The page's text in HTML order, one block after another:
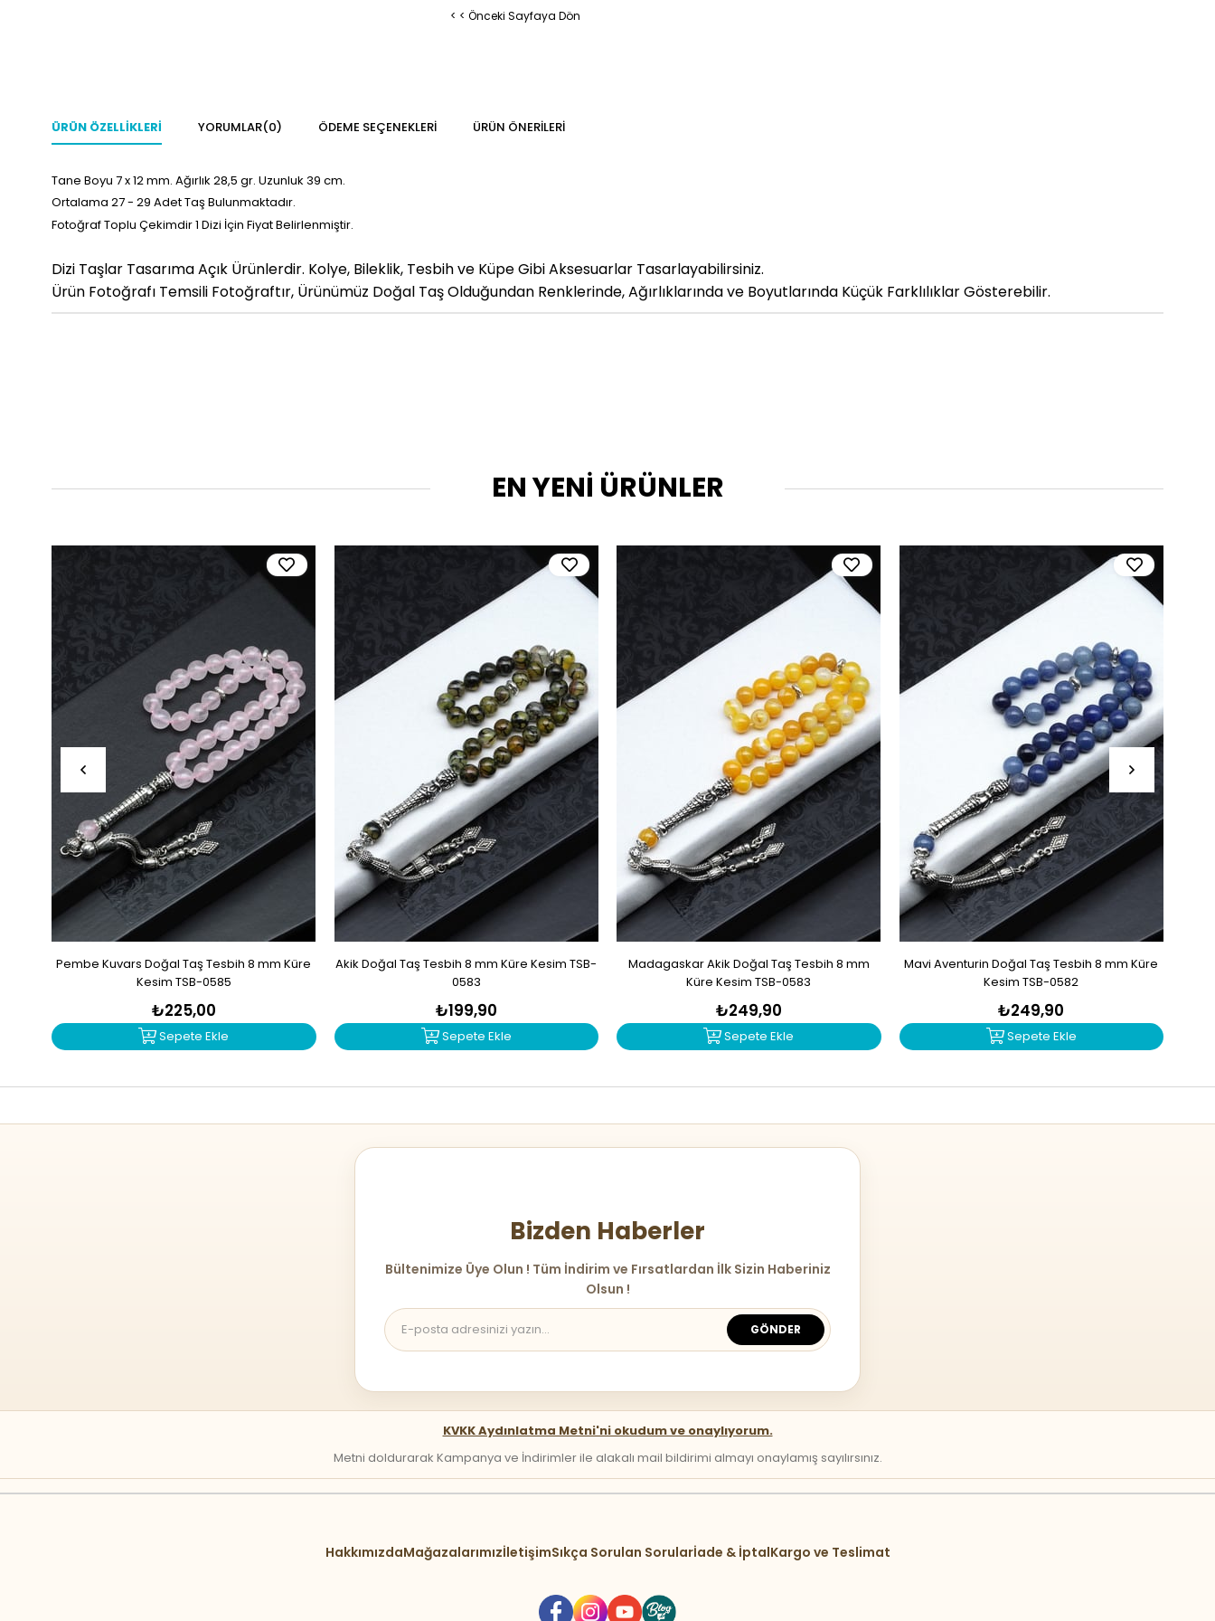
< < Önceki Sayfaya Dön
ÜRÜN ÖZELLIKLERI YORUMLAR(0) ÖDEME SEÇENEKLERI ÜRÜN ÖNERILERI
Tane Boyu 7 x 12mm. Ağırlık 28,5 gr. Uzunluk 39 cm.
Ortalama 27 - 29 Adet Taş Bulunmaktadır.
Fotoğraf Toplu Çekimdir 1 Dizi İçin Fiyat Belirlenmiştir.
Dizi Taşlar Tasarıma Açık Ürünlerdir. Kolye, Bileklik, Tesbih ve Küpe Gibi Aksesuarlar Tasarlayabilirsiniz.
Ürün Fotoğrafı Temsili Fotoğraftır, Ürünümüz Doğal Taş Olduğundan Renklerinde, Ağırlıklarında ve Boyutlarında Küçük Farklılıklar Gösterebilir.
EN YENİ ÜRÜNLER
Pembe Kuvars Doğal Taş Tesbih 8 mm Küre
Kesim TSB-0585
₺225,00
Sepete Ekle
Akik Doğal Taş Tesbih 8 mm Küre Kesim TSB-
0583
₺199,90
Sepete Ekle
Madagaskar Akik Doğal Taş Tesbih 8 mm
Küre Kesim TSB-0583
₺249,90
Sepete Ekle
Mavi Aventurin Doğal Taş Tesbih 8 mm Küre
Kesim TSB-0582
₺249,90
Sepete Ekle
Bizden Haberler
Bültenimize Üye Olun ! Tüm İndirim ve Fırsatlardan İlk Sizin Haberiniz
Olsun !
GÖNDER
KVKK Aydınlatma Metni'ni okudum ve onaylıyorum.
Metni doldurarak Kampanya ve İndirimler ile alakalı mail bildirimi almayı onaylamış sayılırsınız.
HakkımızdaMağazalarımızİletişimSıkça Sorulan Sorularİade & İptalKargo ve Teslimat